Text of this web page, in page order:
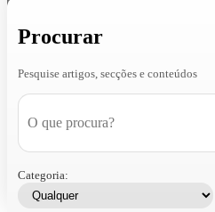
Procurar
Pesquise artigos, secções e conteúdos
Categoria: